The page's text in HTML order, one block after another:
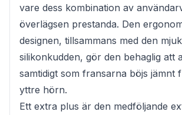
vare dess kombination av
överlägsen prestanda. Den
designen, tillsammans med den
silikonkudden, gör den behaglig att
samtidigt som fransarna böjs jämnt
yttre hörn.
Ett extra plus är den medföljande